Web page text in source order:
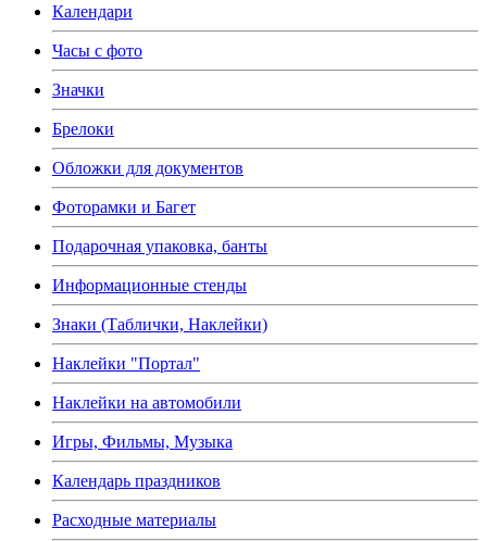
Календари
Часы с фото
Значки
Брелоки
Обложки для документов
Фоторамки и Багет
Подарочная упаковка, банты
Информационные стенды
Знаки (Таблички, Наклейки)
Наклейки "Портал"
Наклейки на автомобили
Игры, Фильмы, Музыка
Календарь праздников
Расходные материалы